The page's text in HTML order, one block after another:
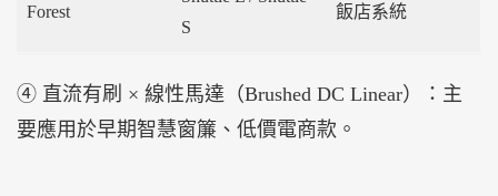
Forest
S
飯店系統
④ 直流有刷 × 線性馬達（Brushed DC Linear）：主
要應用於早期智慧窗簾、低價電商款。